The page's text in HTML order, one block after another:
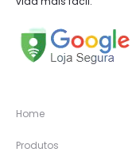
Home
Produtos